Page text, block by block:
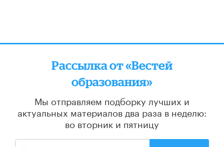
Рассылка от «Вестей
образования»
Мы отправляем подборку лучших и
актуальных материалов два раза в неделю:
во вторник и пятницу